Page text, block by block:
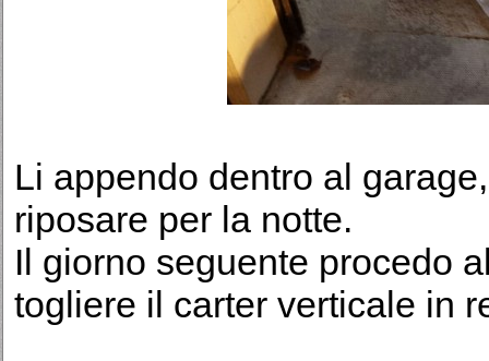
Li appendo dentro al
riposare per la notte.
Il giorno seguente procedo
togliere il carter verticale in